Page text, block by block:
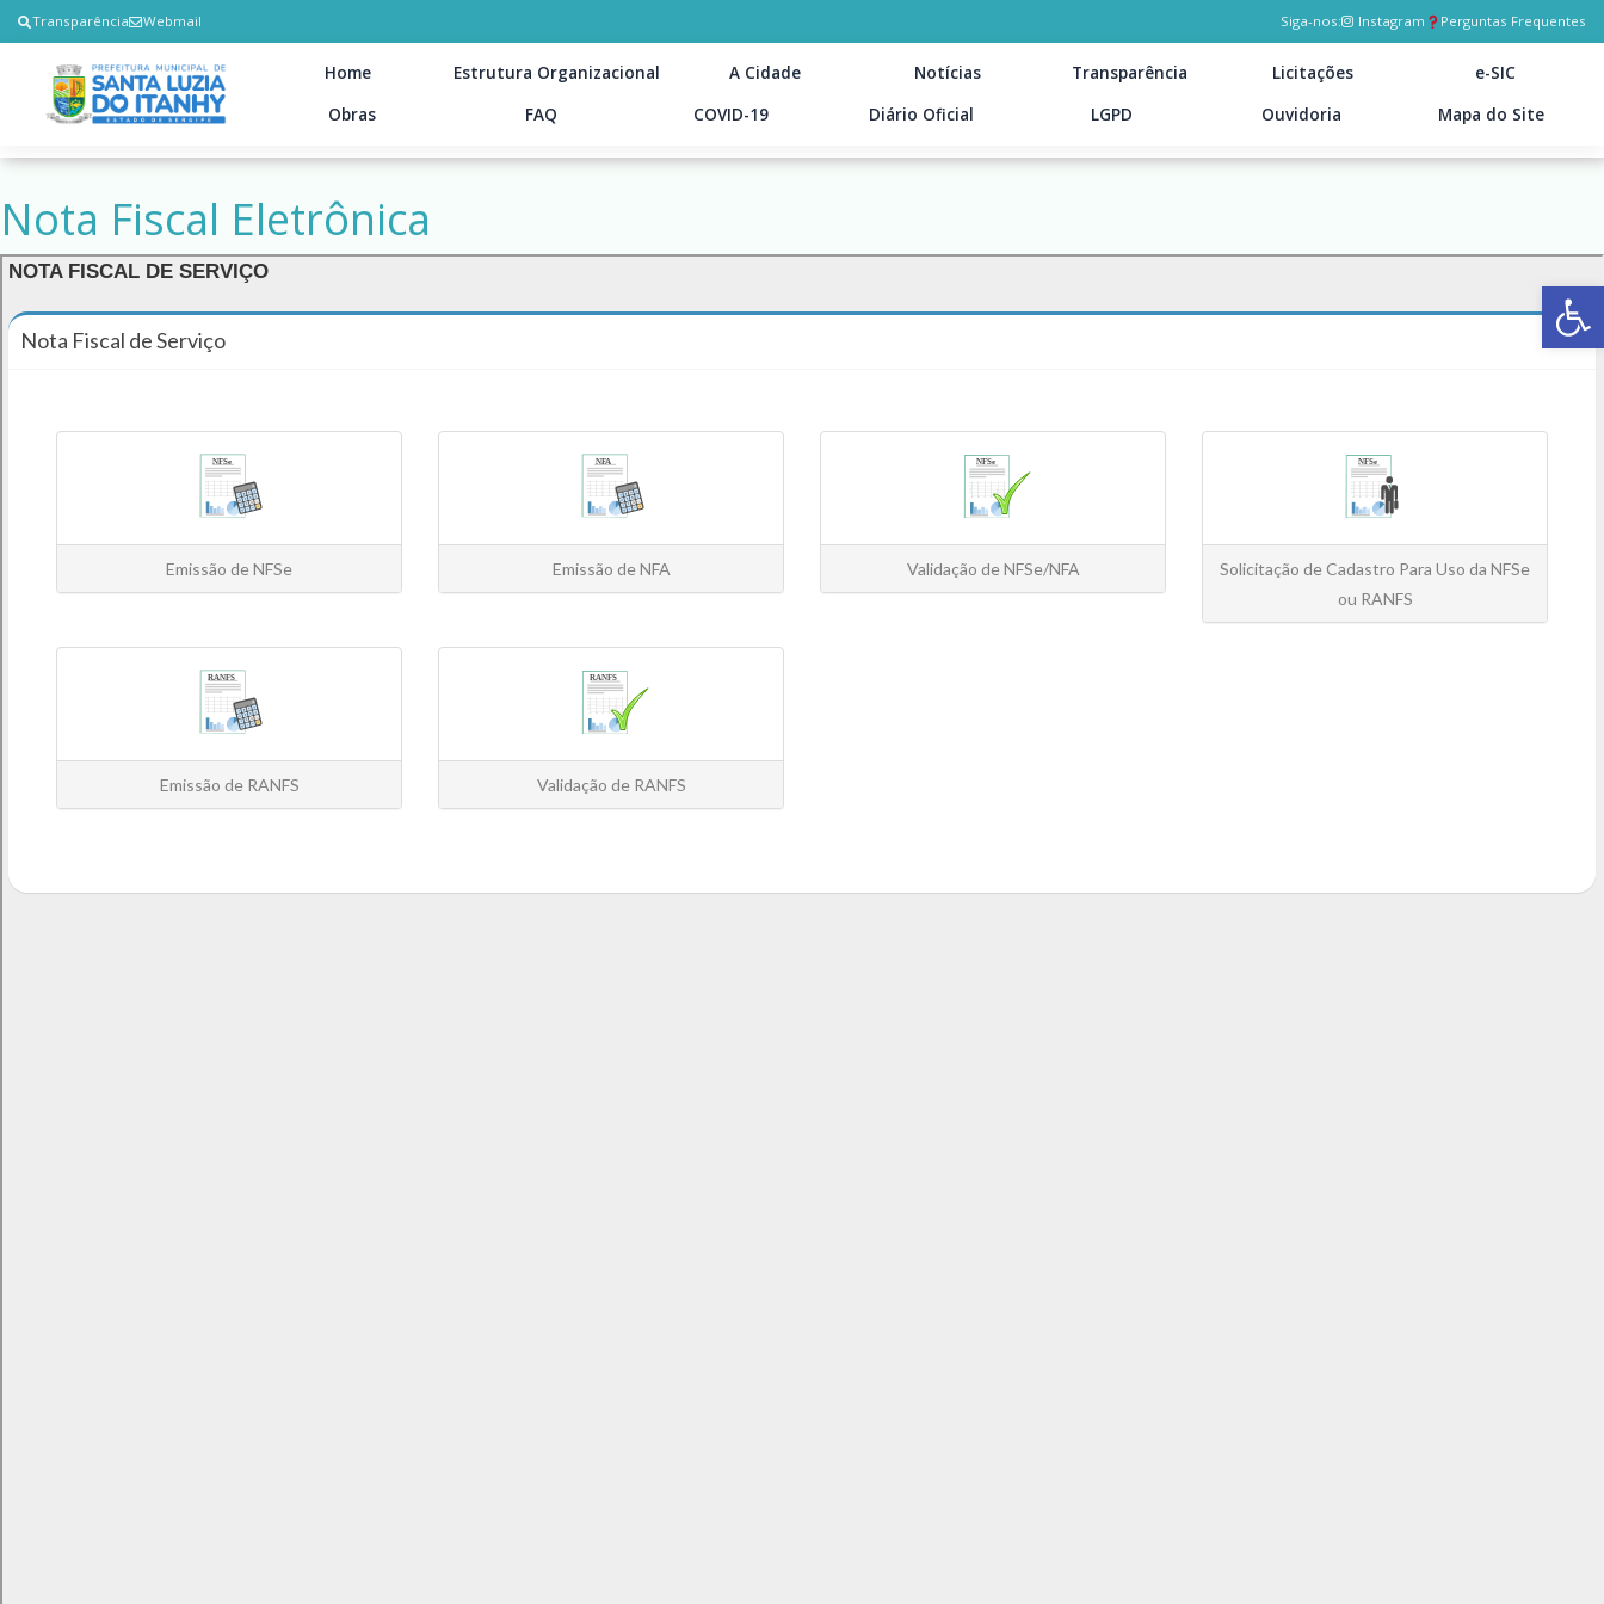
Transparência Webmail Siga-nos: Instagram Perguntas Frequentes
Home Estrutura Organizacional A Cidade Notícias Transparência Licitações
e-SIC
Obras
FAQ COVID-19 Diário Oficial LGPD Ouvidoria Mapa do Site
Nota Fiscal Eletrônica